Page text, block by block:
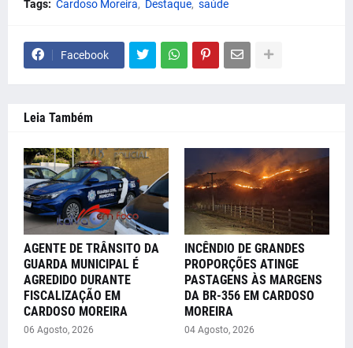
Tags: Cardoso Moreira Destaque saúde
Facebook
Leia Também
AGENTE DE TRÂNSITO DA
GUARDA MUNICIPAL É
AGREDIDO DURANTE
FISCALIZAÇÃO EM
CARDOSO MOREIRA
06 Agosto, 2026
INCÊNDIO DE GRANDES
PROPORÇÕES ATINGE
PASTAGENS ÀS MARGENS
DA BR-356 EM CARDOSO
MOREIRA
04 Agosto, 2026